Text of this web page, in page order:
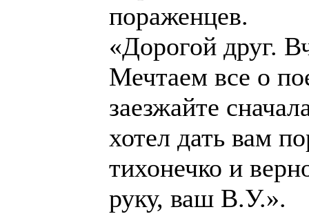
пораженцев.
«Дорогой друг.
Мечтаем все о
заезжайте
хотел дать вам
тихонечко и
руку, ваш В.У.».